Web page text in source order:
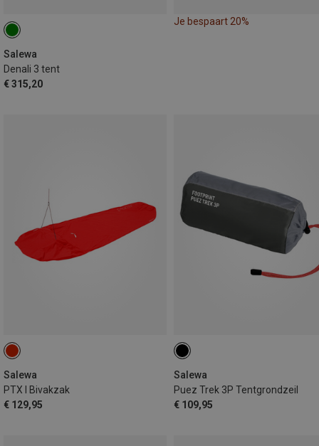
Salewa
Denali 3 tent
€ 315,20
Je bespaart 20%
Salewa
PTX I Bivakzak
€ 129,95
Salewa
Puez Trek 3P Tentgrondzeil
€ 109,95